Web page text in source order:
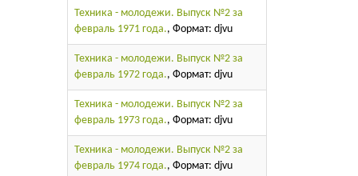
Техника - молодежи. Выпуск №2 за
февраль 1971 года., Формат: djvu
Техника - молодежи. Выпуск №2 за
февраль 1972 года., Формат: djvu
Техника - молодежи. Выпуск №2 за
февраль 1973 года., Формат: djvu
Техника - молодежи. Выпуск №2 за
февраль 1974 года., Формат: djvu